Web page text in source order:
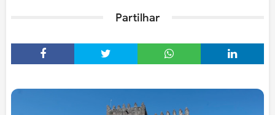
Partilhar